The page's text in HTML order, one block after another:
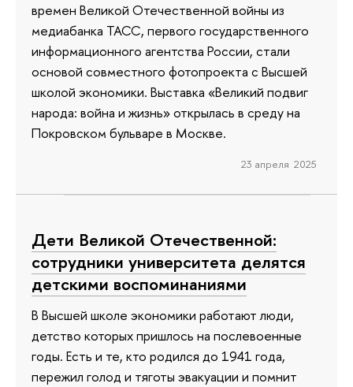
времен Великой Отечественной войны из
медиабанка ТАСС, первого государственного
информационного агентства России, стали
основой совместного фотопроекта с Высшей
школой экономики. Выставка «Великий подвиг
народа: война и жизнь» открылась в среду на
Покровском бульваре в Москве.
23 апреля 2025
Дети Великой Отечественной:
сотрудники университета делятся
детскими воспоминаниями
В Высшей школе экономики работают люди,
детство которых пришлось на послевоенные
годы. Есть и те, кто родился до 1941 года,
пережил голод и тяготы эвакуации и помнит